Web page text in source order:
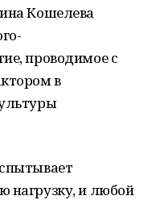
Кошелева
проводимое с
в
нагрузку, и любой